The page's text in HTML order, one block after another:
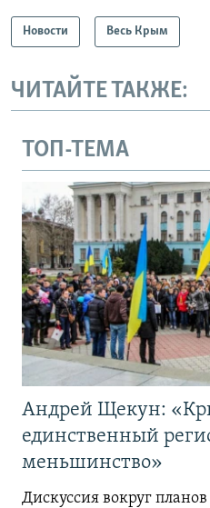
Новости Весь Крым
ЧИТАЙТЕ ТАКЖЕ:
ТОП-ТЕМА
Андрей Щекун:
единственный
меньшинство»
Дискуссия вокруг